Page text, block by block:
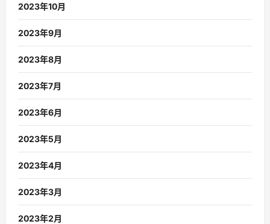
2023年10月
2023年9月
2023年8月
2023年7月
2023年6月
2023年5月
2023年4月
2023年3月
2023年2月